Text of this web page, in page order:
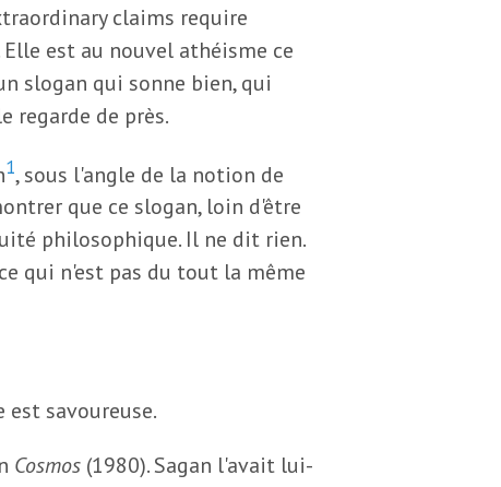
claims require
est au nouvel athéisme ce
slogan qui sonne bien, qui
regarde de près.
1, sous l'angle de la notion de
que ce slogan, loin d'être
philosophique. Il ne dit rien.
qui n'est pas du tout la même
savoureuse.
Cosmos (1980). Sagan l'avait lui-